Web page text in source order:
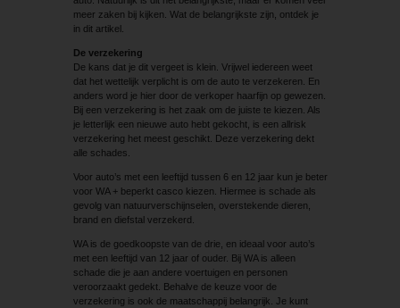
meer zaken bij kijken. Wat de belangrijkste zijn, ontdek je
in dit artikel.
De verzekering
De kans dat je dit vergeet is klein. Vrijwel iedereen weet
dat het wettelijk verplicht is om de auto te verzekeren. En
anders word je hier door de verkoper haarfijn op gewezen.
Bij een verzekering is het zaak om de juiste te kiezen. Als
je letterlijk een nieuwe auto hebt gekocht, is een allrisk
verzekering het meest geschikt. Deze verzekering dekt
alle schades.
Voor auto’s met een leeftijd tussen 6 en 12 jaar kun je beter
voor WA + beperkt casco kiezen. Hiermee is schade als
gevolg van natuurverschijnselen, overstekende dieren,
brand en diefstal verzekerd.
WA is de goedkoopste van de drie, en ideaal voor auto’s
met een leeftijd van 12 jaar of ouder. Bij WA is alleen
schade die je aan andere voertuigen en personen
veroorzaakt gedekt. Behalve de keuze voor de
verzekering is ook de maatschappij belangrijk. Je kunt